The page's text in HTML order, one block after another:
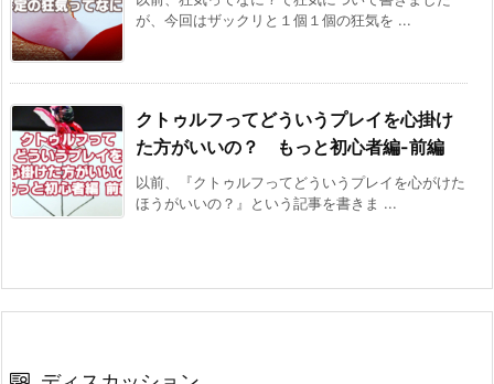
が、今回はザックリと１個１個の狂気を ...
クトゥルフってどういうプレイを心掛け
た方がいいの？ もっと初心者編-前編
以前、『クトゥルフってどういうプレイを心がけた
ほうがいいの？』という記事を書きま ...